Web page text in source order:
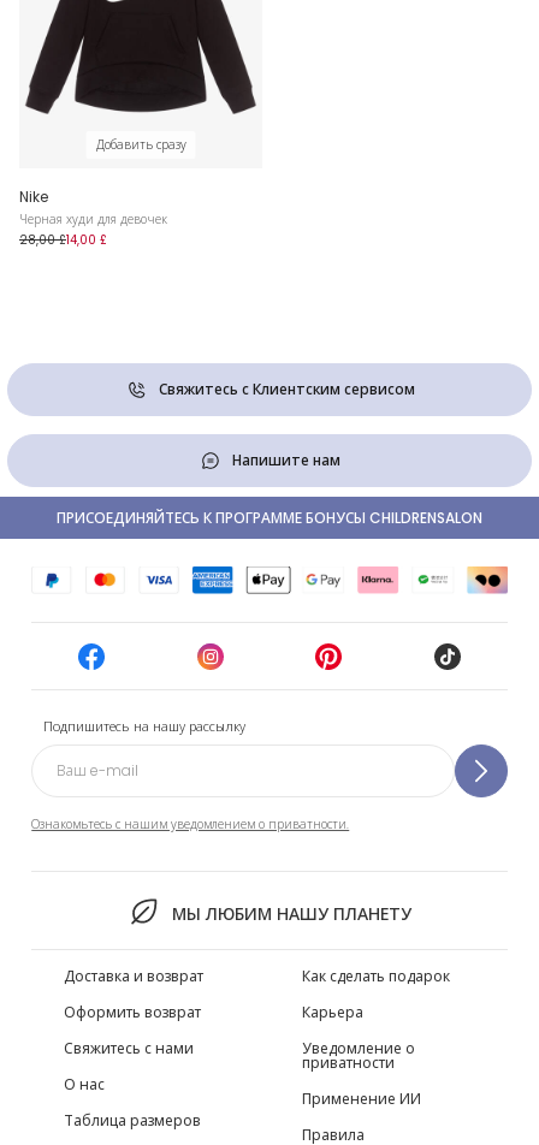
Добавить сразу
Nike
Черная худи для девочек
28,00 £14,00 £
Свяжитесь с Клиентским сервисом
Напишите нам
Подпишитесь на нашу рассылку
Ознакомьтесь с нашим уведомлением о приватности.
МЫ ЛЮБИМ НАШУ ПЛАНЕТУ
ПРИСОЕДИНЯЙТЕСЬ К ПРОГРАММЕ БОНУСЫ CHILDRENSALON
Доставка и возврат
Оформить возврат
Свяжитесь с нами
О нас
Таблица размеров
Как сделать подарок
Карьера
Уведомление о
приватности
Применение ИИ
Правила